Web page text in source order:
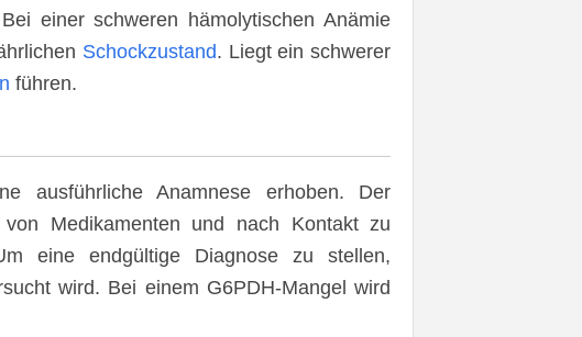
einer schweren hämolytischen Anämie
Schockzustand. Liegt ein schwerer
führen.
ausführliche Anamnese erhoben. Der
Medikamenten und nach Kontakt zu
eine endgültige Diagnose zu stellen,
wird. Bei einem G6PDH-Mangel wird